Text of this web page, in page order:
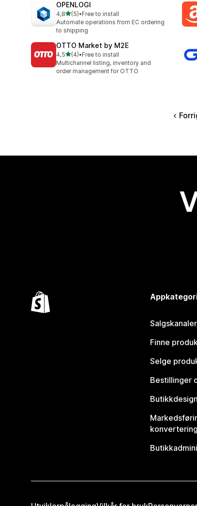
OPENLOGI
4,8av 5 stjerner
(5)
Totalt 5 omtaler
•Free to install
Automate operations from EC ordering
to shipping
OTTO Market by M2E
4,5av 5 stjerner
(4)
Totalt 4 omtaler
•Free to install
Multichannel listing, inventory and
order management for OTTO
Salgskanaler
Finne
Selge
Bestillinger
Butikkdesign
konvertering